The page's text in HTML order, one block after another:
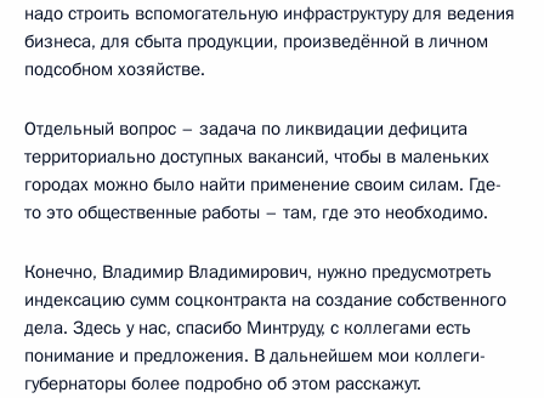
надо строить вспомогательную инфраструктуру для ведения
бизнеса, для сбыта продукции, произведённой в личном
подсобном хозяйстве.
Отдельный вопрос – задача по ликвидации дефицита
территориально доступных вакансий, чтобы в маленьких
городах можно было найти применение своим силам. Где-
то это общественные работы – там, где это необходимо.
Конечно, Владимир Владимирович, нужно предусмотреть
индексацию сумм соцконтракта на создание собственного
дела. Здесь у нас, спасибо Минтруду, с коллегами есть
понимание и предложения. В дальнейшем мои коллеги-
губернаторы более подробно об этом расскажут.